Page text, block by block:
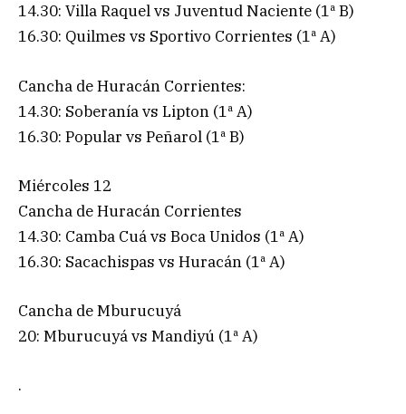
14.30: Villa Raquel vs Juventud Naciente (1ª B)
16.30: Quilmes vs Sportivo Corrientes (1ª A)
Cancha de Huracán Corrientes:
14.30: Soberanía vs Lipton (1ª A)
16.30: Popular vs Peñarol (1ª B)
Miércoles 12
Cancha de Huracán Corrientes
14.30: Camba Cuá vs Boca Unidos (1ª A)
16.30: Sacachispas vs Huracán (1ª A)
Cancha de Mburucuyá
20: Mburucuyá vs Mandiyú (1ª A)
.